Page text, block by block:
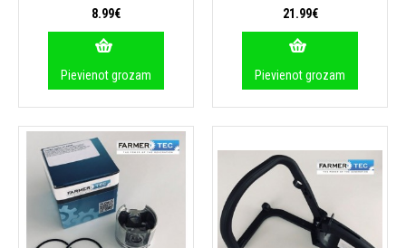
8.99€
Pievienot grozam
21.99€
Pievienot grozam